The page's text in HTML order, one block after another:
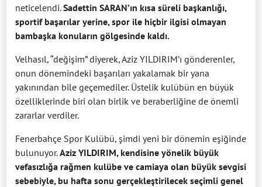
neticelendi.Sadettin SARAN’ın kısa süreli başkanlığı,
sportif başarılar yerine, spor ile hiçbir ilgisi olmayan
bambaşka konuların gölgesinde kaldı.
Velhasıl, “değişim” diyerek, Aziz YILDIRIM’ı gönderenler,
onun dönemindeki başarıları yakalamak bir yana
yakınından bile geçemediler. Üstelik kulübün en büyük
özelliklerinde biri olan birlik ve beraberliğine de önemli
zararlar verdiler.
Fenerbahçe Spor Kulübü, şimdi yeni bir dönemin eşiğinde
bulunuyor.Aziz YILDIRIM, kendisine yönelik büyük
vefasızlığa rağmen kulübe ve camiaya olan büyük sevgisi
sebebiyle, bu hafta sonu gerçekleştirilecek seçimli genel